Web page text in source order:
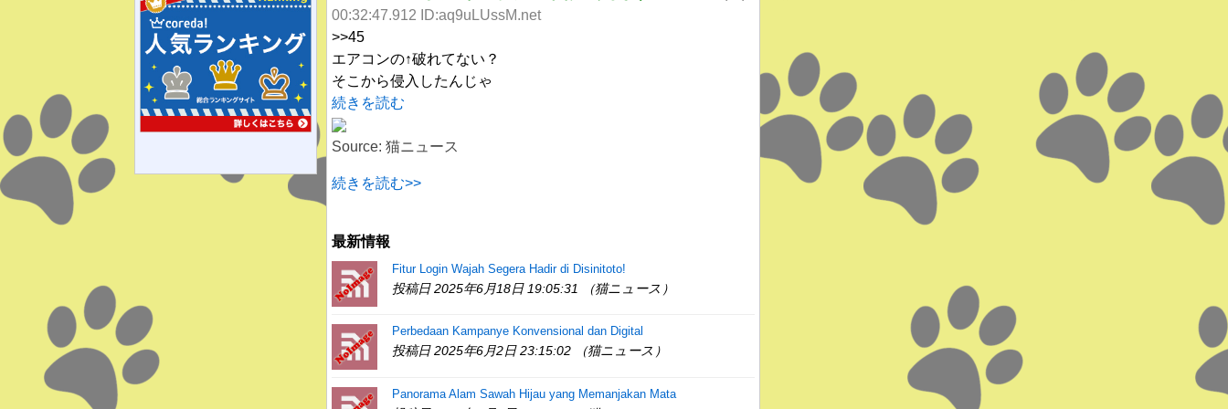
00:32:47.912 ID:aq9uLUssM.net
>>45
エアコンの↑破れてない？
そこから侵入したんじゃ
続きを読む
Source: 猫ニュース
続きを読む>>
最新情報
Fitur Login Wajah Segera Hadir di Disinitoto!
投稿日 2025年6月18日 19:05:31 （猫ニュース）
Perbedaan Kampanye Konvensional dan Digital
投稿日 2025年6月2日 23:15:02 （猫ニュース）
Panorama Alam Sawah Hijau yang Memanjakan Mata